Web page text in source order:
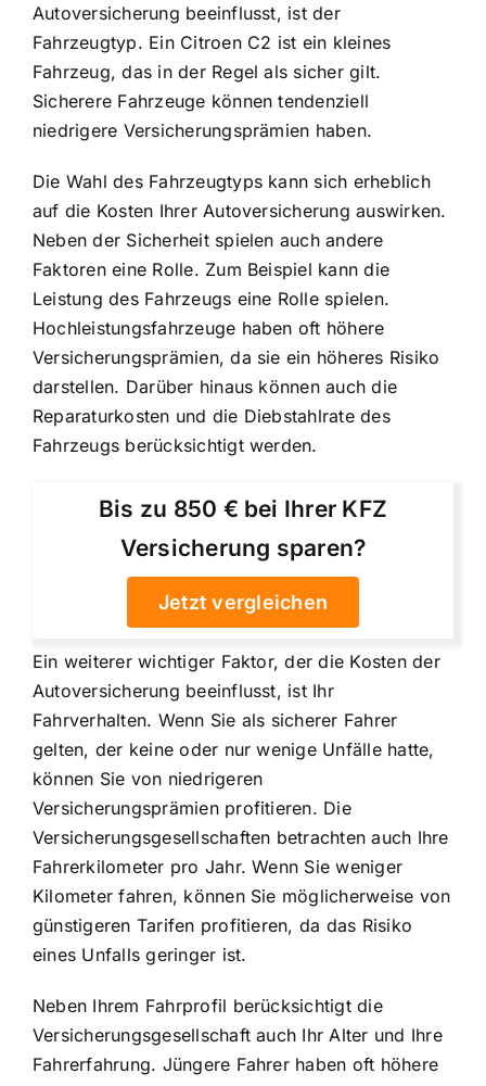
Autoversicherung beeinflusst, ist der
Fahrzeugtyp. Ein Citroen C2 ist ein kleines
Fahrzeug, das in der Regel als sicher gilt.
Sicherere Fahrzeuge können tendenziell
niedrigere Versicherungsprämien haben.
Die Wahl des Fahrzeugtyps kann sich erheblich
auf die Kosten Ihrer Autoversicherung auswirken.
Neben der Sicherheit spielen auch andere
Faktoren eine Rolle. Zum Beispiel kann die
Leistung des Fahrzeugs eine Rolle spielen.
Hochleistungsfahrzeuge haben oft höhere
Versicherungsprämien, da sie ein höheres Risiko
darstellen. Darüber hinaus können auch die
Reparaturkosten und die Diebstahlrate des
Fahrzeugs berücksichtigt werden.
Bis zu 850 € bei Ihrer KFZ
Versicherung sparen?
Jetzt vergleichen
Ein weiterer wichtiger Faktor, der die Kosten der
Autoversicherung beeinflusst, ist Ihr
Fahrverhalten. Wenn Sie als sicherer Fahrer
gelten, der keine oder nur wenige Unfälle hatte,
können Sie von niedrigeren
Versicherungsprämien profitieren. Die
Versicherungsgesellschaften betrachten auch Ihre
Fahrerkilometer pro Jahr. Wenn Sie weniger
Kilometer fahren, können Sie möglicherweise von
günstigeren Tarifen profitieren, da das Risiko
eines Unfalls geringer ist.
Neben Ihrem Fahrprofil berücksichtigt die
Versicherungsgesellschaft auch Ihr Alter und Ihre
Fahrerfahrung. Jüngere Fahrer haben oft höhere